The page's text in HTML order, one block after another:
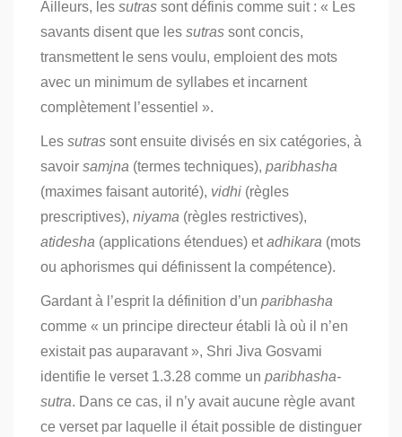
Ailleurs, les sutras sont définis comme suit : « Les
savants disent que les sutras sont concis,
transmettent le sens voulu, emploient des mots
avec un minimum de syllabes et incarnent
complètement l’essentiel ».
Les sutras sont ensuite divisés en six catégories, à
savoir samjna (termes techniques), paribhasha
(maximes faisant autorité), vidhi (règles
prescriptives), niyama (règles restrictives),
atidesha (applications étendues) etadhikara (mots
ou aphorismes qui définissent la compétence).
Gardant à l’esprit la définition d’un paribhasha
comme « un principe directeur établi là où il n’en
existait pas auparavant », Shri Jiva Gosvami
identifie le verset 1.3.28 comme un paribhasha-
sutra. Dans ce cas, il n’y avait aucune règle avant
ce verset par laquelle il était possible de distinguer